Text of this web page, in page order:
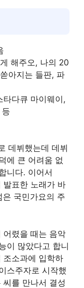
해주오, 나의 20
아지는 들판, 파
타다큐 마이웨이,
데뷔했는데 데뷔
에 큰 어려움 없
니다. 이어서
발표한 노래가 바
국민가요의 주
어렸을 때는 음악
이 많았다고 합니
조소과에 입학하
스주자로 시작했
를 만나서 결성